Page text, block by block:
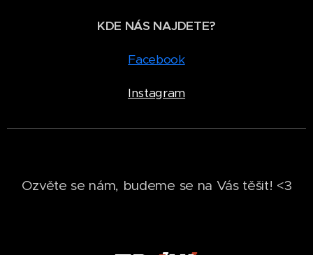
KDE NÁS NAJDETE?
Facebook
Instagram
Ozvěte se nám, budeme se na Vás těšit! <3